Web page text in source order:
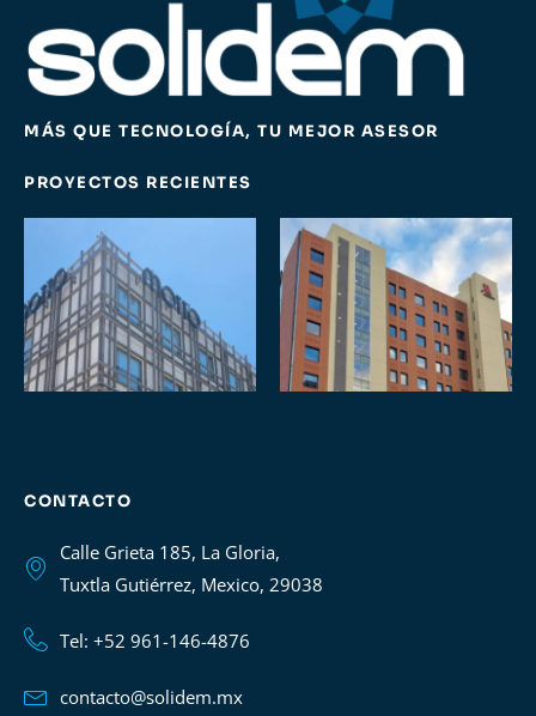
MÁS QUE TECNOLOGÍA, TU MEJOR ASESOR
PROYECTOS RECIENTES
CONTACTO
Calle Grieta 185, La Gloria,
Tuxtla Gutiérrez, Mexico, 29038
Tel: +52 961-146-4876
contacto@solidem.mx